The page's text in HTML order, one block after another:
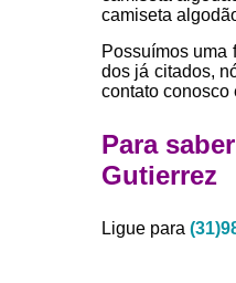
camiseta
Possuímos uma
dos já citados,
contato conosco
Para
Gutierrez
Ligue para